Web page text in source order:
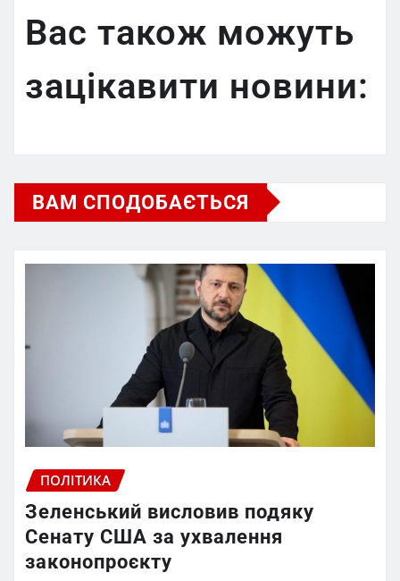
Вас також можуть
зацікавити новини:
ВАМ СПОДОБАЄТЬСЯ
ПОЛІТИКА
Зеленський висловив подяку
Сенату США за ухвалення
законопроєкту